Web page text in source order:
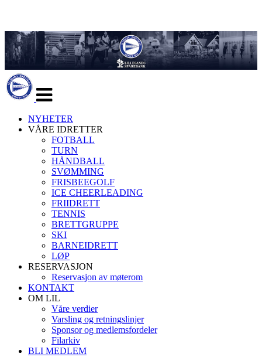
navigasjon
NYHETER
VÅRE IDRETTER
FOTBALL
TURN
HÅNDBALL
SVØMMING
FRISBEEGOLF
ICE CHEERLEADING
FRIIDRETT
TENNIS
BRETTGRUPPE
SKI
BARNEIDRETT
LØP
RESERVASJON
Reservasjon av møterom
KONTAKT
OM LIL
Våre verdier
Varsling og retningslinjer
Sponsor og medlemsfordeler
Filarkiv
BLI MEDLEM